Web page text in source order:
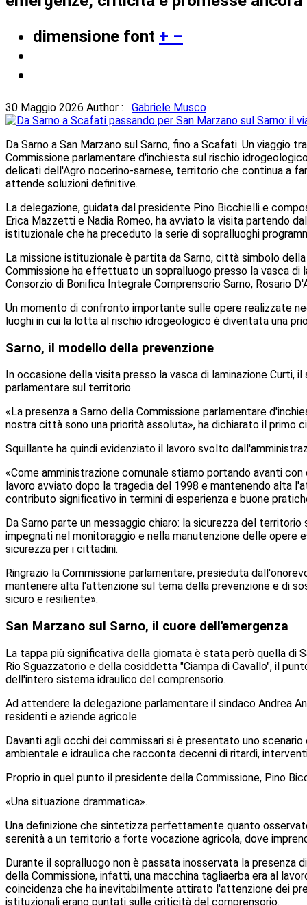
dimensione font + –
30 Maggio 2026 Author : Gabriele Musco
Da Sarno a San Marzano sul Sarno, fino a Scafati. Un
Commissione parlamentare d'inchiesta sul rischio
delicati dell'Agro nocerino-sarnese, territorio che continua a
attende soluzioni definitive.
La delegazione, guidata dal presidente Pino Bicchielli e
Erica Mazzetti e Nadia Romeo, ha avviato la visita partendo
istituzionale che ha preceduto la serie di sopralluoghi
La missione istituzionale è partita da Sarno, città simbolo
Commissione ha effettuato un sopralluogo presso la vasca di
Consorzio di Bonifica Integrale Comprensorio Sarno, Rosario
Un momento di confronto importante sulle opere realizzate
luoghi in cui la lotta al rischio idrogeologico è diventata una
Sarno, il modello della prevenzione
In occasione della visita presso la vasca di laminazione
parlamentare sul territorio.
«La presenza a Sarno della Commissione parlamentare
nostra città sono una priorità assoluta», ha dichiarato il primo
Squillante ha quindi evidenziato il lavoro svolto
«Come amministrazione comunale stiamo portando avanti
lavoro avviato dopo la tragedia del 1998 e mantenendo alta
contributo significativo in termini di esperienza e buone
Da Sarno parte un messaggio chiaro: la sicurezza del
impegnati nel monitoraggio e nella manutenzione delle
sicurezza per i cittadini.
Ringrazio la Commissione parlamentare, presieduta
mantenere alta l'attenzione sul tema della prevenzione e di
sicuro e resiliente».
San Marzano sul Sarno, il cuore dell'emergenza
La tappa più significativa della giornata è stata però quella di
Rio Sguazzatorio e della cosiddetta "Ciampa di Cavallo", il
dell'intero sistema idraulico del comprensorio.
Ad attendere la delegazione parlamentare il sindaco Andrea
residenti e aziende agricole.
Davanti agli occhi dei commissari si è presentato uno
ambientale e idraulica che racconta decenni di ritardi,
Proprio in quel punto il presidente della Commissione, Pino
«Una situazione drammatica».
Una definizione che sintetizza perfettamente quanto
serenità a un territorio a forte vocazione agricola, dove
Durante il sopralluogo non è passata inosservata la
della Commissione, infatti, una macchina tagliaerba era al
coincidenza che ha inevitabilmente attirato l'attenzione dei
istituzionali erano puntati sulle criticità del comprensorio.